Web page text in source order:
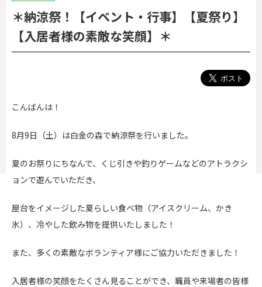
＊納涼祭！【イベント・行事】【夏祭り】
【入居者様の素敵な笑顔】＊
こんばんは！
8月9日（土）は白金の森で納涼祭を行いました。
夏のお祭りにちなんで、くじ引きや釣りゲームなどのアトラクシ
ョンで遊んでいただき、
屋台をイメージした夏らしい食べ物（アイスクリーム、かき
氷）、冷やした飲み物を提供いたしました！
また、多くの素敵なボランティア様にご協力いただきました！
入居者様の笑顔をたくさん見ることができ、職員や来場者の皆様